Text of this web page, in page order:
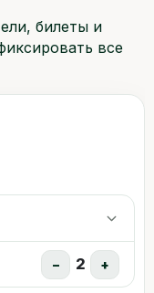
билеты и
все
− 2 +